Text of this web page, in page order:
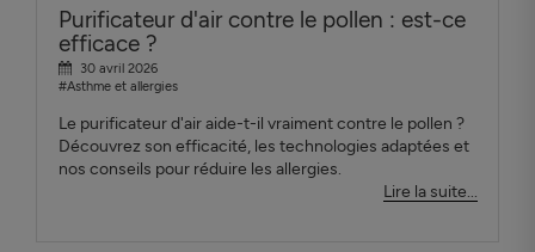
Purificateur d'air contre le pollen : est-ce
efficace ?
30 avril 2026
#Asthme et allergies
Le purificateur d'air aide-t-il vraiment contre le pollen ?
Découvrez son efficacité, les technologies adaptées et
nos conseils pour réduire les allergies.
Lire la suite...